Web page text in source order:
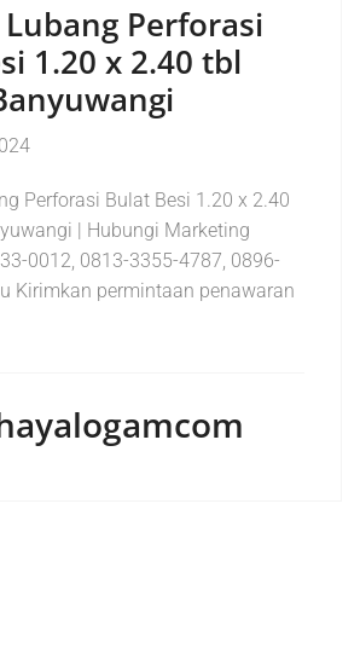
Lubang Perforasi
1.20 x 2.40 tbl
Perforasi Bulat Besi 1.20 x 2.40
| Hubungi Marketing
0012, 0813-3355-4787, 0896-
Kirimkan permintaan penawaran